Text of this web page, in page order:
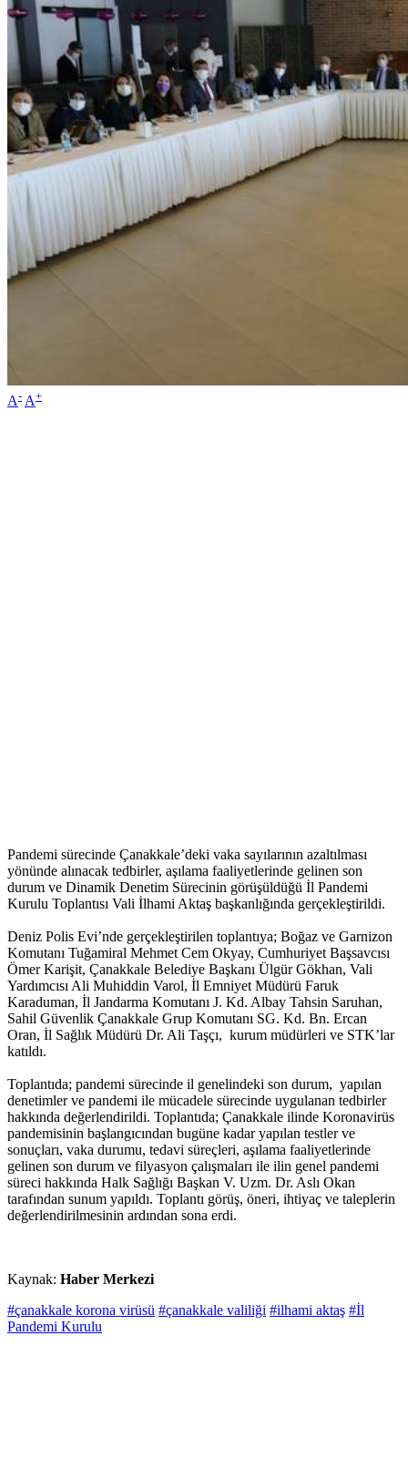
A- A+
Pandemi sürecinde Çanakkale’deki vaka sayılarının azaltılması
yönünde alınacak tedbirler, aşılama faaliyetlerinde gelinen son
durum ve Dinamik Denetim Sürecinin görüşüldüğü İl Pandemi
Kurulu Toplantısı Vali İlhami Aktaş başkanlığında gerçekleştirildi.
Deniz Polis Evi’nde gerçekleştirilen toplantıya; Boğaz ve Garnizon
Komutanı Tuğamiral Mehmet Cem Okyay, Cumhuriyet Başsavcısı
Ömer Karişit, Çanakkale Belediye Başkanı Ülgür Gökhan, Vali
Yardımcısı Ali Muhiddin Varol, İl Emniyet Müdürü Faruk
Karaduman, İl Jandarma Komutanı J. Kd. Albay Tahsin Saruhan,
Sahil Güvenlik Çanakkale Grup Komutanı SG. Kd. Bn. Ercan
Oran, İl Sağlık Müdürü Dr. Ali Taşçı, kurum müdürleri ve STK’lar
katıldı.
Toplantıda; pandemi sürecinde il genelindeki son durum, yapılan
denetimler ve pandemi ile mücadele sürecinde uygulanan tedbirler
hakkında değerlendirildi. Toplantıda; Çanakkale ilinde Koronavirüs
pandemisinin başlangıcından bugüne kadar yapılan testler ve
sonuçları, vaka durumu, tedavi süreçleri, aşılama faaliyetlerinde
gelinen son durum ve filyasyon çalışmaları ile ilin genel pandemi
süreci hakkında Halk Sağlığı Başkan V. Uzm. Dr. Aslı Okan
tarafından sunum yapıldı. Toplantı görüş, öneri, ihtiyaç ve taleplerin
değerlendirilmesinin ardından sona erdi.
Kaynak: Haber Merkezi
#çanakkale korona virüsü #çanakkale valiliği #ilhami aktaş #İl
Pandemi Kurulu